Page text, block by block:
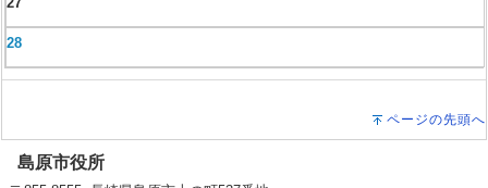
28
ページの先頭へ
島原市役所